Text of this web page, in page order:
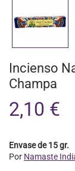
Incienso
Champa
2,10 €
Envase de 15 gr.
Por Namaste